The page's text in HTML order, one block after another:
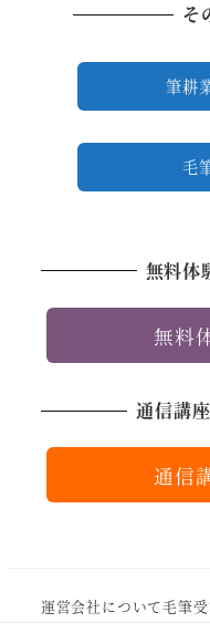
そ
筆耕
毛
無料体
無料
通信講
通信
運営会社について毛筆